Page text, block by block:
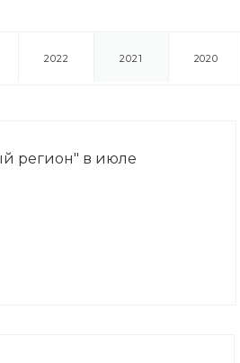
2022 2021 2020
регион" в июле